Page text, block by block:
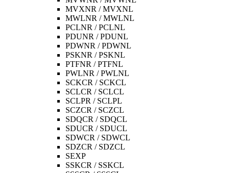
MVXNR / MVXNL
MWLNR / MWLNL
PCLNR / PCLNL
PDUNR / PDUNL
PDWNR / PDWNL
PSKNR / PSKNL
PTFNR / PTFNL
PWLNR / PWLNL
SCKCR / SCKCL
SCLCR / SCLCL
SCLPR / SCLPL
SCZCR / SCZCL
SDQCR / SDQCL
SDUCR / SDUCL
SDWCR / SDWCL
SDZCR / SDZCL
SEXP
SSKCR / SSKCL